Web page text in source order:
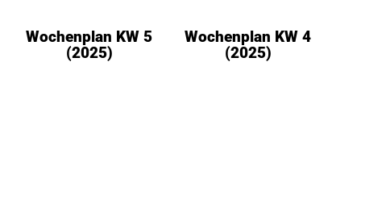
Wochenplan KW 5
(2025)
Wochenplan KW 4
(2025)